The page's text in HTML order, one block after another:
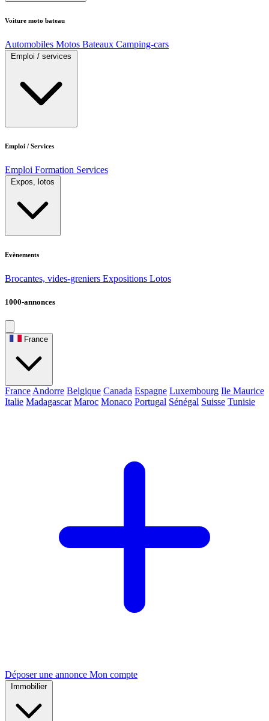
Voiture moto bateau
Automobiles Motos Bateaux Camping-cars
Emploi / services
Emploi / Services
Emploi Formation Services
Expos, lotos
Evènements
Brocantes, vides-greniers Expositions Lotos
1000-annonces
France
France Andorre Belgique Canada Espagne Luxembourg Ile Maurice
Italie Madagascar Maroc Monaco Portugal Sénégal Suisse Tunisie
Déposer une annonce Mon compte
Immobilier